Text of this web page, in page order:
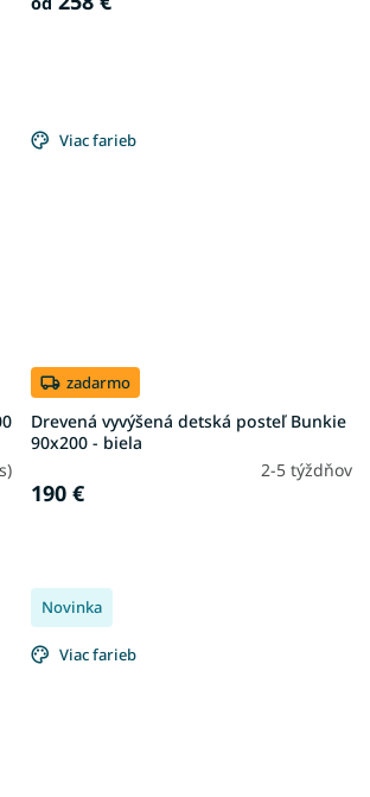
Viac farieb
zadarmo
Drevená vyvýšená detská posteľ Bunkie
90x200 - biela
2-5 týždňov
190 €
Novinka
Viac farieb